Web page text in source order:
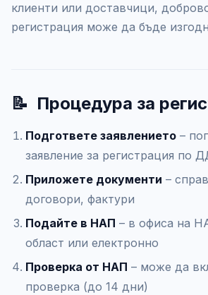
клиенти или доставчици,
регистрация може да бъде
📝 Процедура за
Подгответе заявлението –
заявление за регистрация по
Приложете документи –
договори, фактури
Подайте в НАП – в офиса на
област или електронно
Проверка от НАП – може да
проверка (до 14 дни)